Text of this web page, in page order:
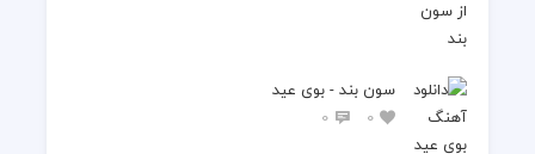
سون بند - بوی عید
0
0